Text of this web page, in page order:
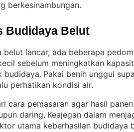
berkesinambungan.
Budidaya Belut
belut lancar, ada beberapa
sebelum meningkatkan
budidaya. Pakai benih unggul
perhatikan kondisi air.
cara pemasaran agar hasil
daring. Keajegan dalam
utama keberhasilan budidaya